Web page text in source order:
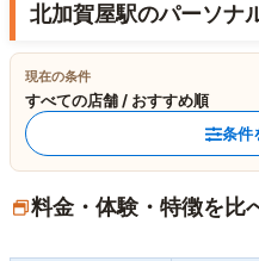
北加賀屋駅のパーソナ
現在の条件
すべての店舗 / おすすめ順
条件
料金・体験・特徴を比